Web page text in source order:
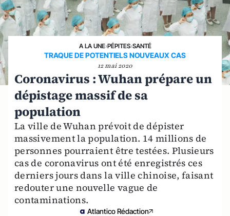
A LA UNE›PÉPITES›SANTÉ
TRAQUE DE POTENTIELS NOUVEAUX CAS
12 mai 2020
Coronavirus : Wuhan prépare un
dépistage massif de sa
population
La ville de Wuhan prévoit de dépister
massivement la population. 14 millions de
personnes pourraient être testées. Plusieurs
cas de coronavirus ont été enregistrés ces
derniers jours dans la ville chinoise, faisant
redouter une nouvelle vague de
contaminations.
Atlantico Rédaction